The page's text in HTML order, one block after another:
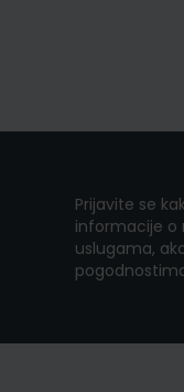
Prijavite se
informacije o
uslugama,